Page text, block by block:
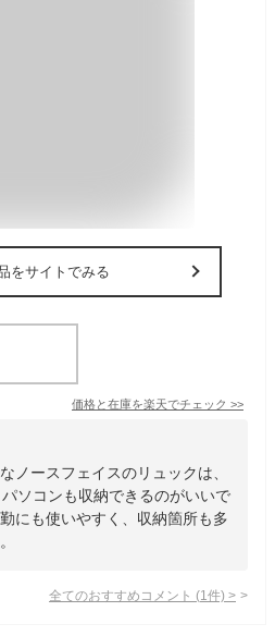
をサイトでみる
価格と在庫を楽天でチェック >>
ノースフェイスのリュックは、
ソコンも収納できるのがいいで
にも使いやすく、収納箇所も多
全てのおすすめコメント (1 件) >